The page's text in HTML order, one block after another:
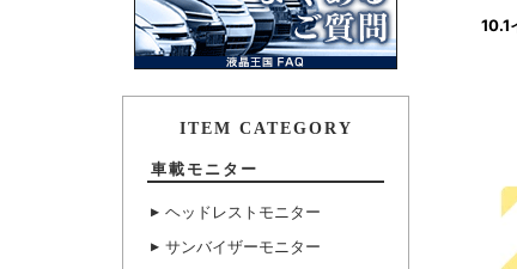
10.1
ITEM CATEGORY
車載モニター
ヘッドレストモニター
サンバイザーモニター